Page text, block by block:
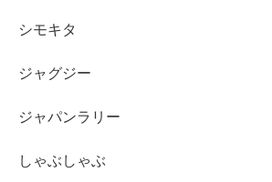
シモキタ
ジャグジー
ジャパンラリー
しゃぶしゃぶ